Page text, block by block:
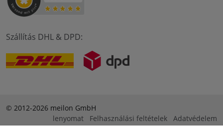
Szállítás DHL & DPD:
© 2012-2026 meilon GmbH
lenyomat
Felhasználási feltételek Adatvédelem